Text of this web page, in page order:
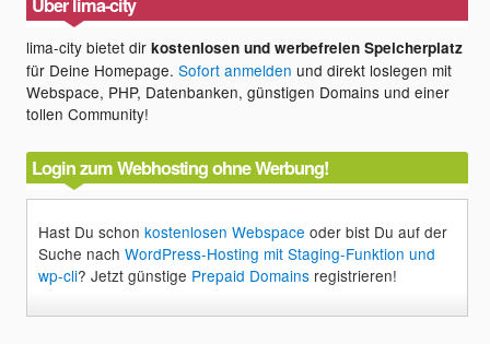
lima-city bietet dirkostenlosen und werbefreien Speicherplatz
für Deine Homepage.Sofort anmelden und direkt loslegen mit
Webspace, PHP, Datenbanken, günstigen Domains und einer
tollen Community!
Login zum Webhosting ohne Werbung!
Hast Du schonkostenlosen Webspace oder bist Du auf der
Suche nachWordPress-Hosting mit Staging-Funktion und
wp-cli? Jetzt günstige Prepaid Domains registrieren!